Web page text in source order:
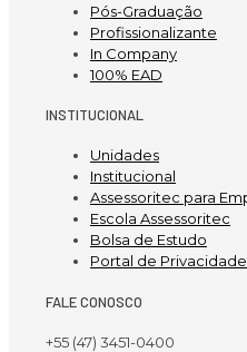
Pós-Graduação
Profissionalizante
In Company
100% EAD
INSTITUCIONAL
Unidades
Institucional
Assessoritec para
Escola Assessoritec
Bolsa de Estudo
Portal de Privacidade
FALE CONOSCO
+55 (47) 3451-0400